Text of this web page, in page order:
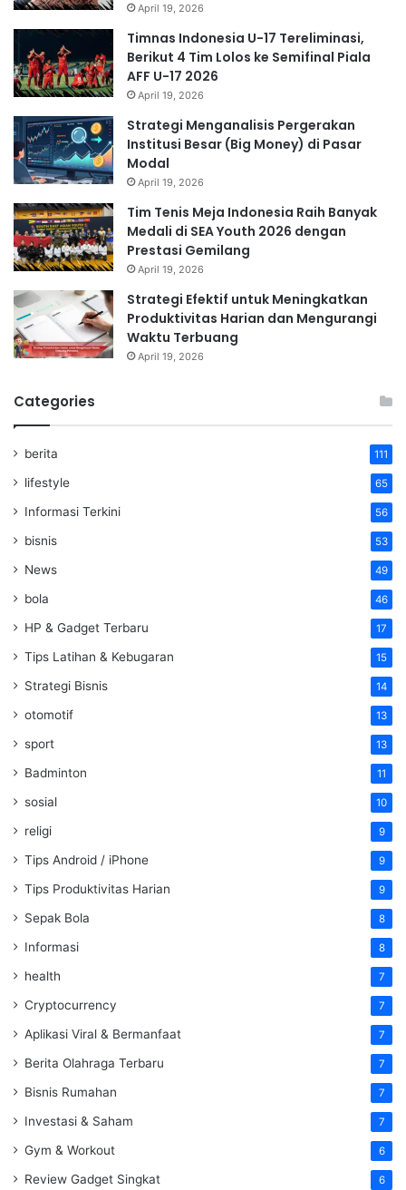
April 19, 2026
Timnas Indonesia U-17 Tereliminasi,
Berikut 4 Tim Lolos ke Semifinal Piala
AFF U-17 2026
April 19, 2026
Strategi Menganalisis Pergerakan
Institusi Besar (Big Money) di Pasar
Modal
April 19, 2026
Tim Tenis Meja Indonesia Raih Banyak
Medali di SEA Youth 2026 dengan
Prestasi Gemilang
April 19, 2026
Strategi Efektif untuk Meningkatkan
Produktivitas Harian dan Mengurangi
Waktu Terbuang
April 19, 2026
Categories
berita 111
lifestyle 65
Informasi Terkini 56
bisnis 53
News 49
bola 46
HP & Gadget Terbaru 17
Tips Latihan & Kebugaran 15
Strategi Bisnis 14
otomotif 13
sport 13
Badminton 11
sosial 10
religi 9
Tips Android / iPhone 9
Tips Produktivitas Harian 9
Sepak Bola 8
Informasi 8
health 7
Cryptocurrency 7
Aplikasi Viral & Bermanfaat 7
Berita Olahraga Terbaru 7
Bisnis Rumahan 7
Investasi & Saham 7
Gym & Workout 6
Review Gadget Singkat 6